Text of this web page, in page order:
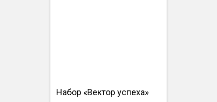
Набор «Вектор успеха»